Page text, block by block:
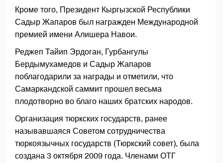
Кроме того, Президент Кыргызской Республики
Садыр Жапаров был награжден Международной
премией имени Алишера Навои.
Реджеп Тайип Эрдоган, Гурбангулы
Бердымухамедов и Садыр Жапаров
поблагодарили за награды и отметили, что
Самаркандской саммит прошел весьма
плодотворно во благо наших братских народов.
Организация тюркских государств, ранее
называвшаяся Советом сотрудничества
тюркоязычных государств (Тюркский совет), была
создана 3 октября 2009 года. Членами ОТГ